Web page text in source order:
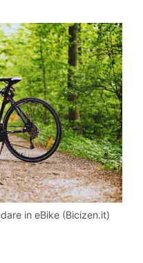
in eBike (Bicizen.it)